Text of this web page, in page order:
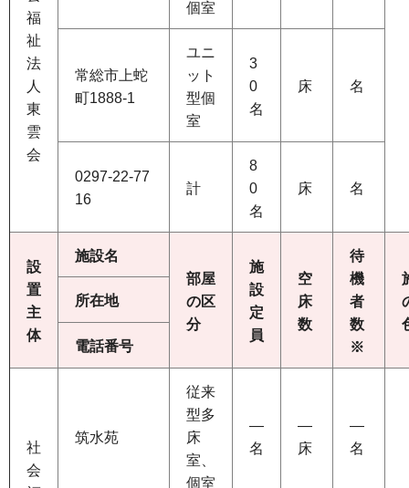
福
祉
法
人
東
雲
会
個室
常総市上蛇
町1888-1
ユニ
ット
型個
室
3
0
名
床 名
0297-22-77
16
計
8
0
名
床 名
設
置
主
体
施設名
部屋
の区
分
施
設
定
員
空
床
数
待
機
者
数
※
所在地
電話番号
社
会
筑水苑
従来
型多
床
室、
個室
―
名
―
床
―
名